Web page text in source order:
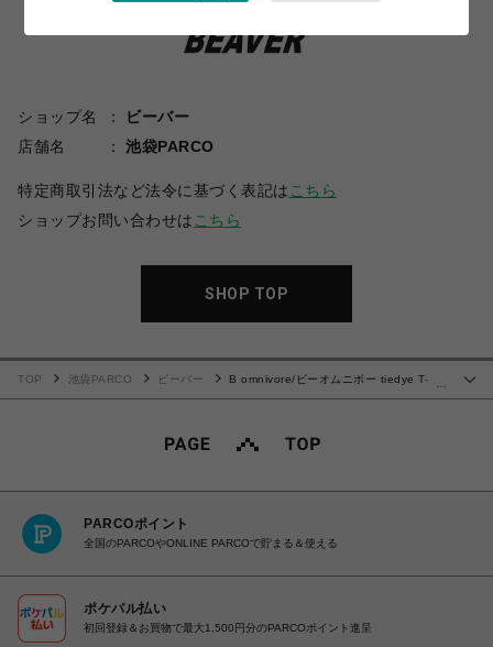
ショップ名
ビーバー
店舗名
池袋PARCO
特定商取引法など法令に基づく表記は こちら
ショップお問い合わせは こちら
SHOP TOP
TOP 池袋PARCO ビーバー
B omnivore/ビーオムニボー tiedye T-
PARCOポイント
全国のPARCOやONLINE PARCOで貯まる＆使える
ポケパル払い
初回登録＆お買物で最大1,500円分のPARCOポイント進呈